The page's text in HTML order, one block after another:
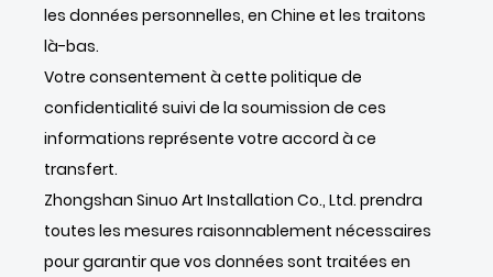
les données personnelles, en Chine et les traitons
là-bas.
Votre consentement à cette politique de
confidentialité suivi de la soumission de ces
informations représente votre accord à ce
transfert.
Zhongshan Sinuo Art Installation Co., Ltd. prendra
toutes les mesures raisonnablement nécessaires
pour garantir que vos données sont traitées en